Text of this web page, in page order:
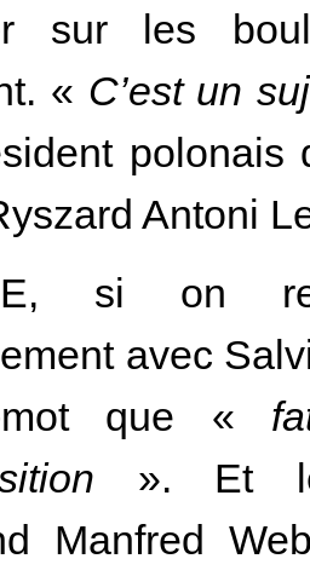
sur les
« C’est un
Antoni
si on
avec
mot que «
». Et le
Manfred